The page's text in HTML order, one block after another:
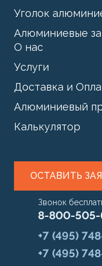
Уголок
Алюминиевые
О нас
Услуги
Доставка и
Алюминиевый
Калькулятор
ОСТАВИТЬ
Звонок
8-800-
+7 (495)
+7 (495)